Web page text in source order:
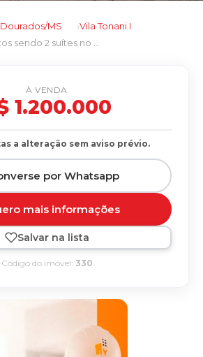
Dourados/MS
Vila Tonani I
Casa com 4 quartos sendo 2 suítes no Vila Tonani I em Dourados/MS
À VENDA
1.200.000
a alteração sem aviso prévio.
por Whatsapp
mais informações
Salvar na lista
Código do imóvel: 330